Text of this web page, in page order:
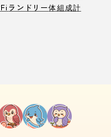
ランドリー体組成計